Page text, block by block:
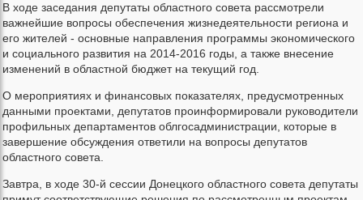
В ходе заседания депутаты областного совета рассмотрели
важнейшие вопросы обеспечения жизнедеятельности региона и
его жителей - основные направления программы экономического
и социального развития на 2014-2016 годы, а также внесение
изменений в областной бюджет на текущий год.
О мероприятиях и финансовых показателях, предусмотренных
данными проектами, депутатов проинформировали руководители
профильных департаментов облгосадминистрации, которые в
завершение обсуждения ответили на вопросы депутатов
областного совета.
Завтра, в ходе 30-й сессии Донецкого областного совета депутаты